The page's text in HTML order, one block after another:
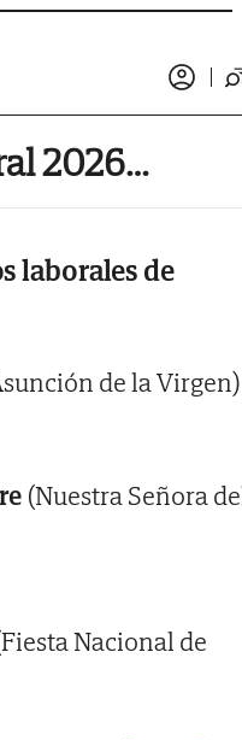
Calendario laboral 2026 de Agaete
laborales de
de la Virgen)
(Nuestra Señora
Nacional de